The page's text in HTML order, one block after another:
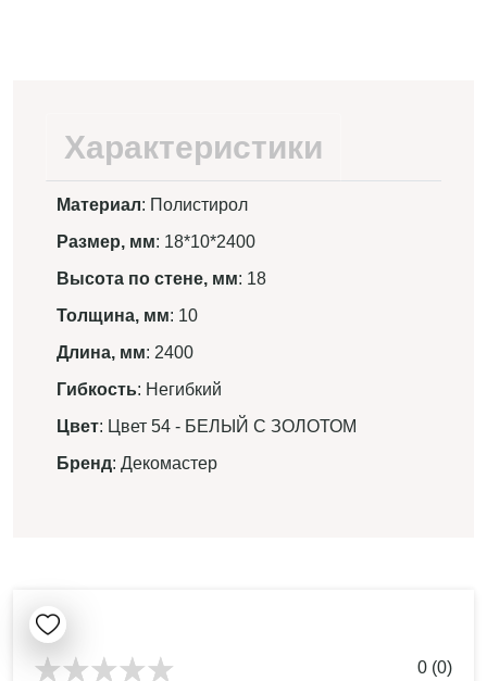
Характеристики
Материал: Полистирол
Размер, мм: 18*10*2400
Высота по стене, мм: 18
Толщина, мм: 10
Длина, мм: 2400
Гибкость: Негибкий
Цвет: Цвет 54 - БЕЛЫЙ С ЗОЛОТОМ
Бренд: Декомастер
0 (0)